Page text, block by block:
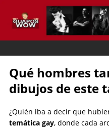
Qué hombres
dibujos de este
¿Quién iba a decir que
temática gay, donde cada